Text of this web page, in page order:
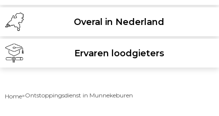
Overal in Nederland
Ervaren loodgieters
Home»Ontstoppingsdienst in Munnekeburen